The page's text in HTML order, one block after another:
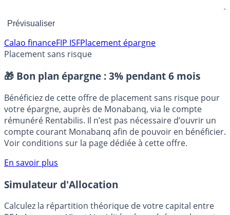
Calao financeFIP ISFPlacement épargne
Placement sans risque
🎁 Bon plan épargne : 3% pendant 6 mois
Bénéficiez de cette offre de placement sans risque pour
votre épargne, auprès de Monabanq, via le compte
rémunéré Rentabilis. Il n’est pas nécessaire d’ouvrir un
compte courant Monabanq afin de pouvoir en bénéficier.
Voir conditions sur la page dédiée à cette offre.
En savoir plus
Simulateur d'Allocation